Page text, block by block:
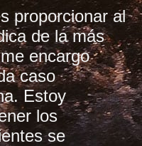
proporcionar al
de la más
encargo
caso
Estoy
los
se